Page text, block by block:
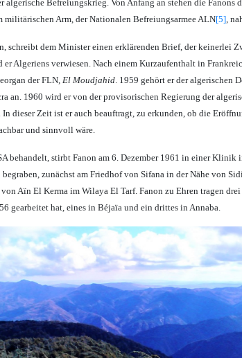
algerische Befreiungskrieg. Von Anfang an stehen die Fanons
militärischen Arm, der Nationalen Befreiungsarmee ALN[5],
schreibt dem Minister einen erklärenden Brief, der keinerlei
er Algeriens verwiesen. Nach einem Kurzaufenthalt in
der FLN, El Moudjahid. 1959 gehört er der algerischen
an. 1960 wird er von der provisorischen Regierung der
dieser Zeit ist er auch beauftragt, zu erkunden, ob die
und sinnvoll wäre.
behandelt, stirbt Fanon am 6. Dezember 1961 in einer Klinik
zunächst am Friedhof von Sifana in der Nähe von
Aïn El Kerma im Wilaya El Tarf. Fanon zu Ehren tragen
gearbeitet hat, eines in Béjaïa und ein drittes in Annaba.